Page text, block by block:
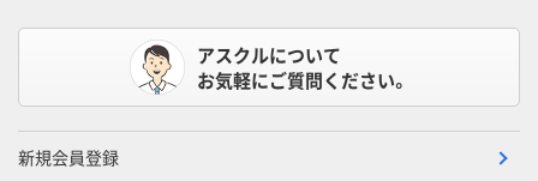
アスクルについて
お気軽にご質問ください。
新規会員登録